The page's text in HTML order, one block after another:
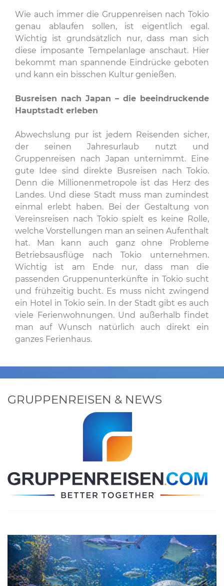
Wie auch immer die Gruppenreisen nach Tokio
genau ablaufen sollen, ist eigentlich egal.
Wichtig ist grundsätzlich nur, dass man sich
diese imposante Tempelanlage anschaut. Hier
bekommt man spannende Eindrücke geboten
und kann ein bisschen Kultur genießen.
Busreisen nach Japan – die beeindruckende
Hauptstadt erleben
Abwechslung pur ist jedem Reisenden sicher,
der seinen Jahresurlaub nutzt und
Gruppenreisen nach Japan unternimmt. Eine
gute Idee sind direkte Busreisen nach Tokio.
Denn die Millionenmetropole ist das Herz des
Landes. Und diese Stadt muss man zumindest
einmal erlebt haben. Bei der Gestaltung von
Vereinsreisen nach Tokio spielt es keine Rolle,
welche Vorstellungen man an seinen Aufenthalt
hat. Man kann auch ganz ohne Probleme
Betriebsausflüge nach Tokio unternehmen.
Wichtig ist am Ende nur, dass man die
passenden Gruppenunterkünfte in Tokio sucht
und frühzeitig bucht. Es muss nicht zwingend
ein Hotel in Tokio sein. In der Stadt gibt es auch
viele Ferienwohnungen. Und außerhalb findet
man auf Wunsch natürlich auch direkt ein
ganzes Ferienhaus.
GRUPPENREISEN & NEWS